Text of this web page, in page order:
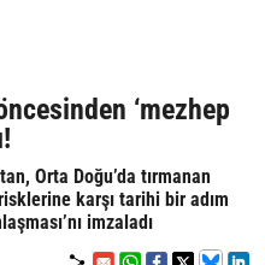
‘mezhep
Orta Doğu’da tırmanan
karşı tarihi bir adım
imzaladı